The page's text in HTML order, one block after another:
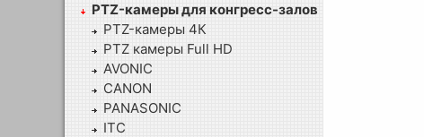
PTZ-камеры для конгресс-залов
PTZ-камеры 4К
PTZ камеры Full HD
AVONIC
CANON
PANASONIC
ITC